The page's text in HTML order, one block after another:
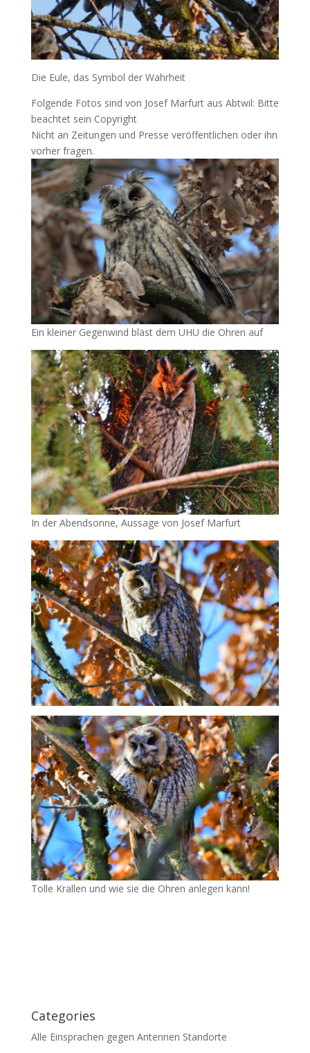
Die Eule, das Symbol der Wahrheit
Folgende Fotos sind von Josef Marfurt aus Abtwil: Bitte
beachtet sein Copyright
Nicht an Zeitungen und Presse veröffentlichen oder ihn
vorher fragen.
Ein kleiner Gegenwind bläst dem UHU die Ohren auf
In der Abendsonne, Aussage von Josef Marfurt
Tolle Krallen und wie sie die Ohren anlegen kann!
Categories
Alle Einsprachen gegen Antennen Standorte